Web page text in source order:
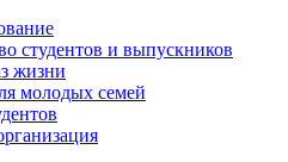
студентов и выпускников
жизни
молодых семей